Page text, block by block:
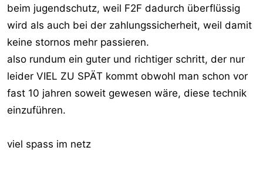
beim jugendschutz, weil F2F dadurch überflüssig
wird als auch bei der zahlungssicherheit, weil damit
keine stornos mehr passieren.
also rundum ein guter und richtiger schritt, der nur
leider VIEL ZU SPÄT kommt obwohl man schon vor
fast 10 jahren soweit gewesen wäre, diese technik
einzuführen.
viel spass im netz